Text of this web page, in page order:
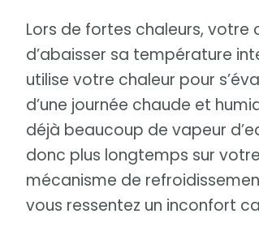
Lors de fortes chaleurs, votre
d’abaisser sa température
utilise votre chaleur pour
d’une journée chaude et
déjà beaucoup de vapeur
donc plus longtemps sur
mécanisme de
vous ressentez un inconfort